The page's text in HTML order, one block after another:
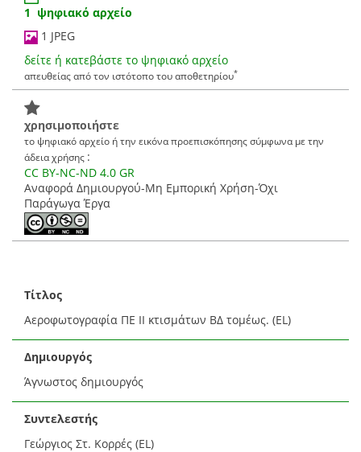
1 ψηφιακό αρχείο
1 JPEG
δείτε ή κατεβάστε το ψηφιακό αρχείο
απευθείας από τον ιστότοπο του αποθετηρίου*
χρησιμοποιήστε
το ψηφιακό αρχείο ή την εικόνα προεπισκόπησης σύμφωνα με την
άδεια χρήσης :
CC BY-NC-ND 4.0 GR
Αναφορά Δημιουργού-Μη Εμπορική Χρήση-Όχι
Παράγωγα Έργα
Τίτλος
Αεροφωτογραφία ΠΕ ΙΙ κτισμάτων ΒΔ τομέως. (EL)
Δημιουργός
Άγνωστος δημιουργός
Συντελεστής
Γεώργιος Στ. Κορρές (EL)